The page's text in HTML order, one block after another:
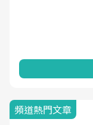
頻道熱門文章